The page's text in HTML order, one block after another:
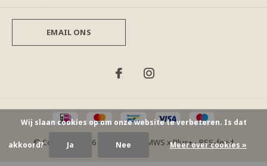
EMAIL ONS
© Copyright 2026 - Theme By DMWS xPlus+-RSS-feed
Wij slaan cookies op om onze website te verbeteren. Is dat
akkoord? Ja Nee Meer over cookies »